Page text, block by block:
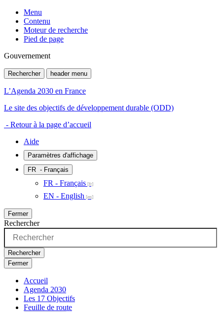
Menu
Contenu
Moteur de recherche
Pied de page
Gouvernement
Rechercher header menu
L’Agenda 2030 en France
Le site des objectifs de développement durable (ODD)
- Retour à la page d’accueil
Aide
Paramètres d'affichage
FR - Français
FR - Français
EN - English
Fermer
Rechercher
Rechercher
Fermer
Accueil
Agenda 2030
Les 17 Objectifs
Feuille de route